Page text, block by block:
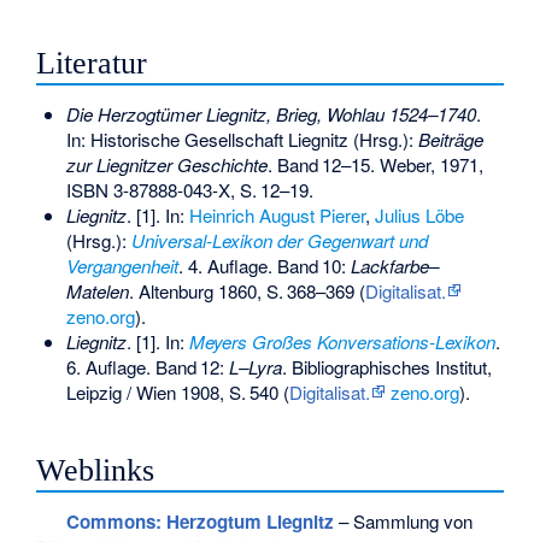
Literatur
Die Herzogtümer Liegnitz, Brieg, Wohlau 1524–1740.
In: Historische Gesellschaft Liegnitz (Hrsg.): Beiträge
zur Liegnitzer Geschichte. Band 12–15. Weber, 1971,
ISBN 3-87888-043-X, S. 12–19.
Liegnitz. [1]. In: Heinrich August Pierer, Julius Löbe
(Hrsg.): Universal-Lexikon der Gegenwart und
Vergangenheit. 4. Auflage. Band 10: Lackfarbe–
Matelen. Altenburg 1860, S.368–369(Digitalisat.
zeno.org).
Liegnitz. [1]. In: Meyers Großes Konversations-Lexikon.
6. Auflage. Band 12: L–Lyra. Bibliographisches Institut,
Leipzig / Wien 1908, S.540(Digitalisat. zeno.org).
Weblinks
Commons: Herzogtum Liegnitz – Sammlung von